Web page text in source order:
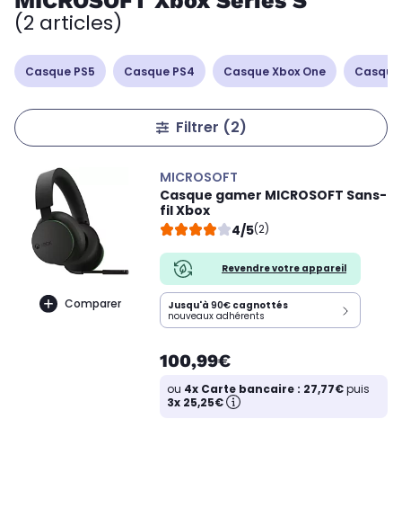
(2 articles)
Casque PS5 Casque PS4 Casque Xbox One Casque
Filtrer (2)
Comparer
MICROSOFT
Casque gamer MICROSOFT Sans-
fil Xbox
4/5(2)
Revendre votre appareil
Jusqu'à 90€ cagnottés
nouveaux adhérents
100,99€
ou 4x Carte bancaire : 27,77€puis
3x 25,25€